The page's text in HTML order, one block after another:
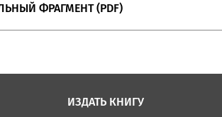
ФРАГМЕНТ (PDF)
ИЗДАТЬ КНИГУ